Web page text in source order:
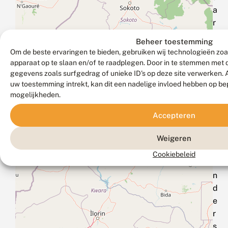
Beheer toestemming
Om de beste ervaringen te bieden, gebruiken wij technologieën
apparaat op te slaan en/of te raadplegen. Door in te stemmen
gegevens zoals surfgedrag of unieke ID's op deze site
uw toestemming intrekt, kan dit een nadelige invloed hebben op
mogelijkheden.
Accepteren
Weigeren
Cookiebeleid
a
r
e
t
n
l
n
d
e
r
s